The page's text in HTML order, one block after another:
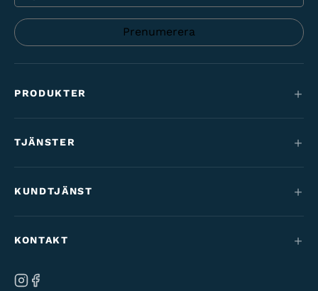
PRODUKTER
Maantie & gravel
Barncyklar
Varaosat & tarvikkeet
TJÄNSTER
Cykelförmån
KUNDTJÄNST
Ångra beställning
KONTAKT
Ab Velo-Moto Oy